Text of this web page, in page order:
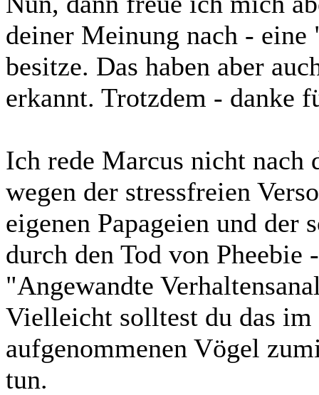
deiner Meinung nach -
besitze. Das haben aber
erkannt. Trotzdem - danke
Ich rede Marcus nicht nach
wegen der stressfreien
eigenen Papageien und der
durch den Tod von
"Angewandte
Vielleicht solltest du das im
aufgenommenen Vögel
tun.